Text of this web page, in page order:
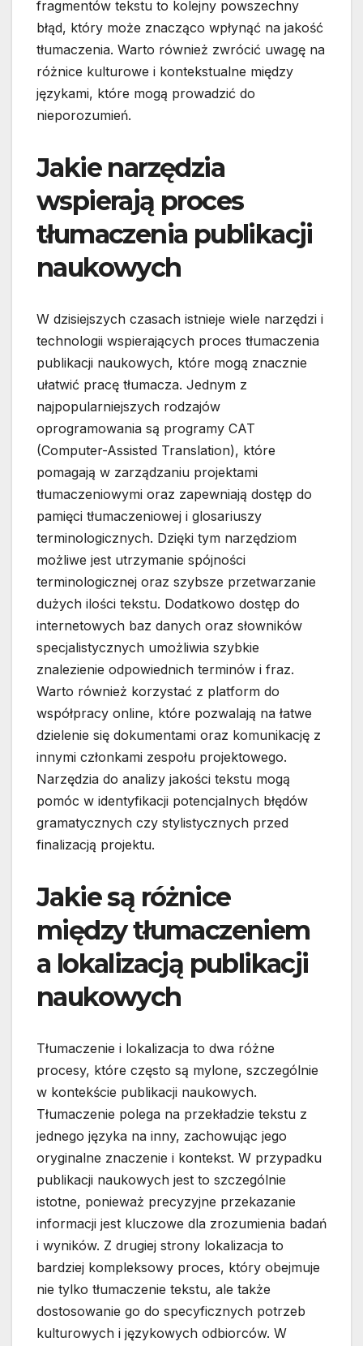
fragmentów tekstu to kolejny powszechny
błąd, który może znacząco wpłynąć na jakość
tłumaczenia. Warto również zwrócić uwagę na
różnice kulturowe i kontekstualne między
językami, które mogą prowadzić do
nieporozumień.
Jakie narzędzia
wspierają proces
tłumaczenia publikacji
naukowych
W dzisiejszych czasach istnieje wiele narzędzi i
technologii wspierających proces tłumaczenia
publikacji naukowych, które mogą znacznie
ułatwić pracę tłumacza. Jednym z
najpopularniejszych rodzajów
oprogramowania są programy CAT
(Computer-Assisted Translation), które
pomagają w zarządzaniu projektami
tłumaczeniowymi oraz zapewniają dostęp do
pamięci tłumaczeniowej i glosariuszy
terminologicznych. Dzięki tym narzędziom
możliwe jest utrzymanie spójności
terminologicznej oraz szybsze przetwarzanie
dużych ilości tekstu. Dodatkowo dostęp do
internetowych baz danych oraz słowników
specjalistycznych umożliwia szybkie
znalezienie odpowiednich terminów i fraz.
Warto również korzystać z platform do
współpracy online, które pozwalają na łatwe
dzielenie się dokumentami oraz komunikację z
innymi członkami zespołu projektowego.
Narzędzia do analizy jakości tekstu mogą
pomóc w identyfikacji potencjalnych błędów
gramatycznych czy stylistycznych przed
finalizacją projektu.
Jakie są różnice
między tłumaczeniem
a lokalizacją publikacji
naukowych
Tłumaczenie i lokalizacja to dwa różne
procesy, które często są mylone, szczególnie
w kontekście publikacji naukowych.
Tłumaczenie polega na przekładzie tekstu z
jednego języka na inny, zachowując jego
oryginalne znaczenie i kontekst. W przypadku
publikacji naukowych jest to szczególnie
istotne, ponieważ precyzyjne przekazanie
informacji jest kluczowe dla zrozumienia badań
i wyników. Z drugiej strony lokalizacja to
bardziej kompleksowy proces, który obejmuje
nie tylko tłumaczenie tekstu, ale także
dostosowanie go do specyficznych potrzeb
kulturowych i językowych odbiorców. W